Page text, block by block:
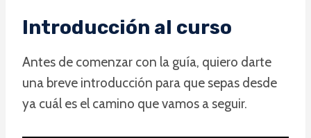
Introducción al curso
Antes de comenzar con la guía, quiero darte
una breve introducción para que sepas desde
ya cuál es el camino que vamos a seguir.